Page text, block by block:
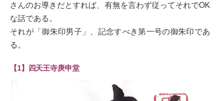
さんのお導きだとすれば、有無を言わず従ってそれでOK
な話である。
それが「御朱印男子」、記念すべき第一号の御朱印であ
る。
【1】四天王寺庚申堂